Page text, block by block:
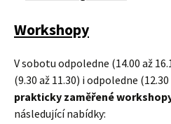
Workshopy
V sobotu odpoledne (14.00 až
(9.30 až 11.30) i odpoledne
prakticky zaměřené
následující nabídky: